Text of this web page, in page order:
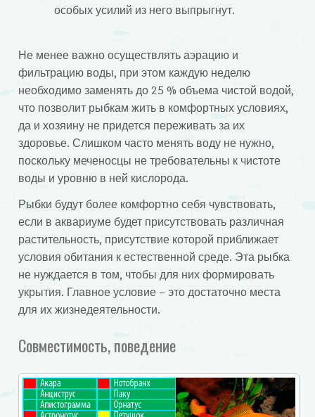
особых усилий из него выпрыгнут.
Не менее важно осуществлять аэрацию и
фильтрацию воды, при этом каждую неделю
необходимо заменять до 25 % объема чистой водой,
что позволит рыбкам жить в комфортных условиях,
да и хозяину не придется переживать за их
здоровье. Слишком часто менять воду не нужно,
поскольку меченосцы не требовательны к чистоте
воды и уровню в ней кислорода.
Рыбки будут более комфортно себя чувствовать,
если в аквариуме будет присутствовать различная
растительность, присутствие которой приближает
условия обитания к естественной среде. Эта рыбка
не нуждается в том, чтобы для них формировать
укрытия. Главное условие – это достаточно места
для их жизнедеятельности.
Совместимость, поведение